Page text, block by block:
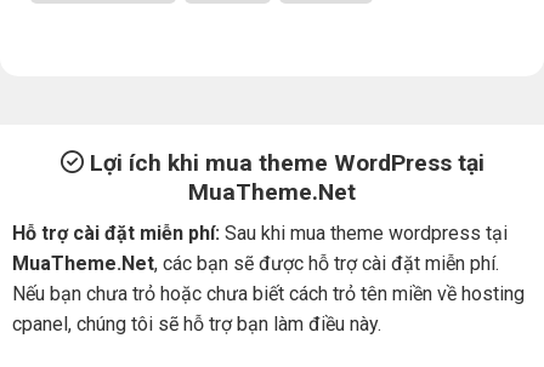
Lợi ích khi mua theme WordPress tại
MuaTheme.Net
Hỗ trợ cài đặt miễn phí: Sau khi mua theme wordpress tại
MuaTheme.Net, các bạn sẽ được hỗ trợ cài đặt miễn phí.
Nếu bạn chưa trỏ hoặc chưa biết cách trỏ tên miền về hosting
cpanel, chúng tôi sẽ hỗ trợ bạn làm điều này.